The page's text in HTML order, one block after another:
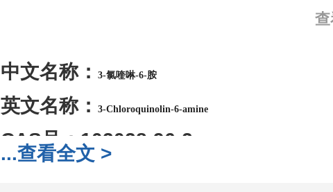
中文名称： 3-氯喹啉-6-胺
英文名称： 3-Chloroquinolin-6-amine
CAS号： 103028-96-2
分子式：C9H7ClN2
...查看全文 >